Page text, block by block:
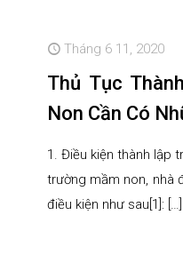
Tháng 6 11, 2020
Thủ Tục
Non Cần Có
1. Điều kiện thành lập
trường mầm non, nhà
điều kiện như sau[1]: […]